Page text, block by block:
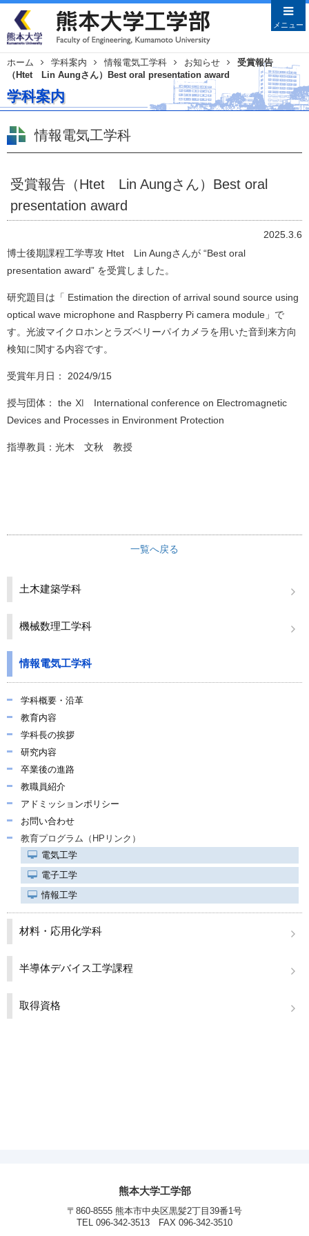
メニュー
ホーム 学科案内 情報電気工学科 お知らせ
受賞報告
（Htet Lin Aungさん）Best oral presentation award
学科案内
情報電気工学科
受賞報告（Htet Lin Aungさん）Best oral
presentation award
2025.3.6
博士後期課程工学専攻 Htet Lin Aungさんが “Best oral
presentation award” を受賞しました。
研究題目は「 Estimation the direction of arrival sound source using
optical wave microphone and Raspberry Pi camera module」で
す。光波マイクロホンとラズベリーパイカメラを用いた音到来方向
検知に関する内容です。
受賞年月日： 2024/9/15
授与団体： the Ⅺ International conference on Electromagnetic
Devices and Processes in Environment Protection
指導教員：光木 文秋 教授
一覧へ戻る
土木建築学科
機械数理工学科
情報電気工学科
学科概要・沿革
教育内容
学科長の挨拶
研究内容
卒業後の進路
教職員紹介
アドミッションポリシー
お問い合わせ
教育プログラム（HPリンク）
電気工学
電子工学
情報工学
材料・応用化学科
半導体デバイス工学課程
取得資格
熊本大学工学部
〒860-8555 熊本市中央区黒髪2丁目39番1号
TEL 096-342-3513 FAX 096-342-3510
メニューを閉じる
Japanese English
学部案内
教育目的・目標
教員特集
土木建築学科
情報電気工学科
学生活動
国際交流
キャンパスマップ